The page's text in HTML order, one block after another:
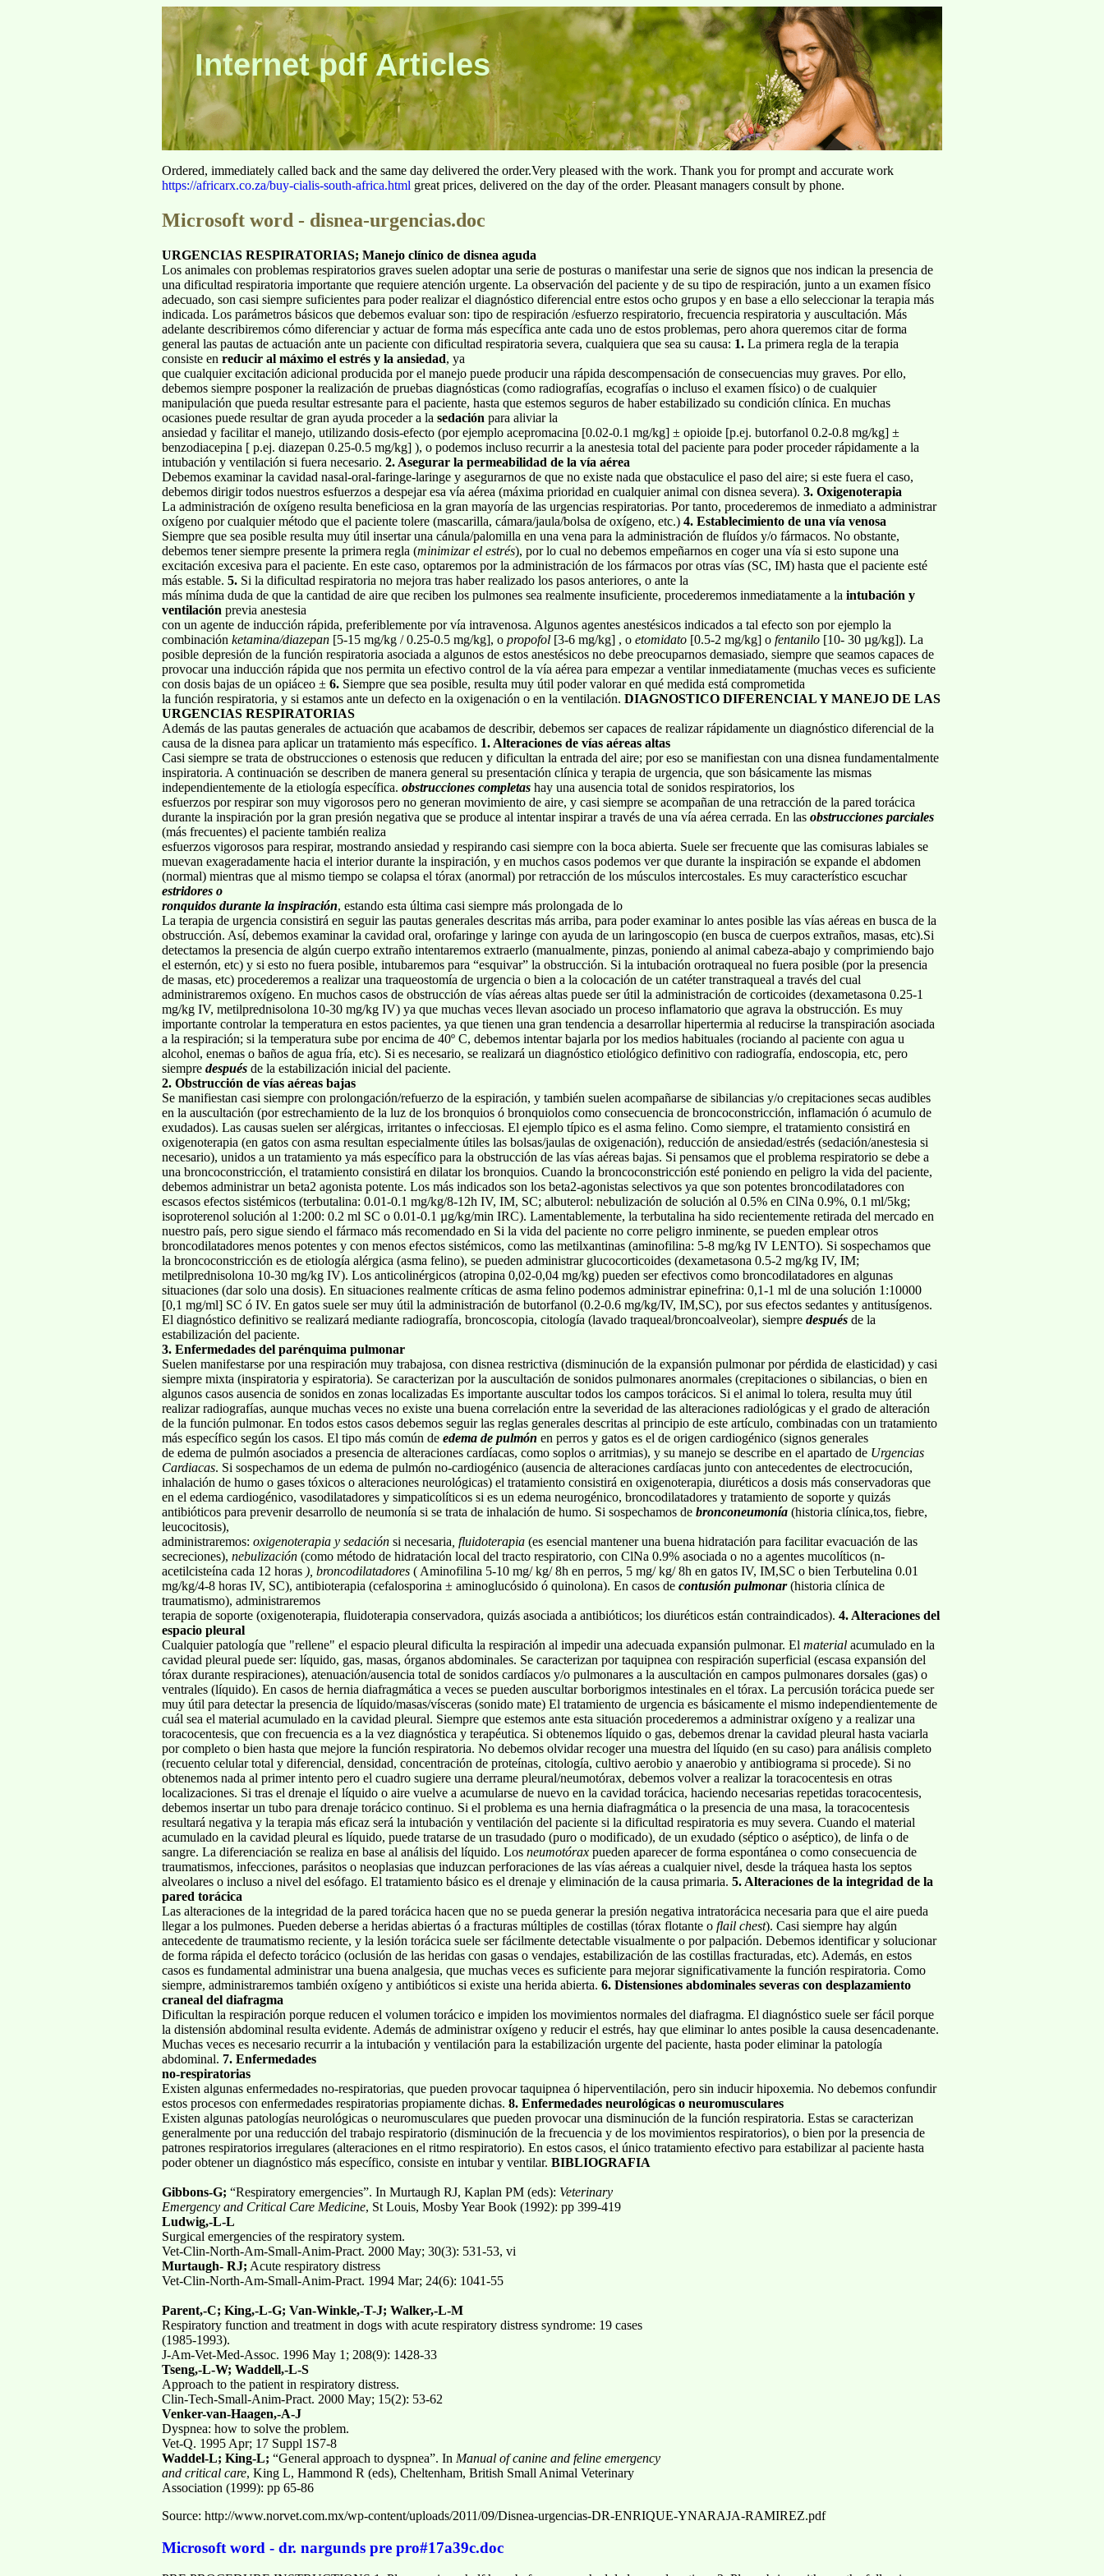
Internet pdf Articles
Ordered, immediately called back and the same day delivered the order.Very pleased with the work. Thank you for prompt and accurate work
https://africarx.co.za/buy-cialis-south-africa.html great prices, delivered on the day of the order. Pleasant managers consult by phone.
Microsoft word - disnea-urgencias.doc
URGENCIAS RESPIRATORIAS; Manejo clínico de disnea aguda
Los animales con problemas respiratorios graves suelen adoptar una serie de posturas o manifestar una serie de signos que nos indican la presencia de
una dificultad respiratoria importante que requiere atención urgente. La observación del paciente y de su tipo de respiración, junto a un examen físico
adecuado, son casi siempre suficientes para poder realizar el diagnóstico diferencial entre estos ocho grupos y en base a ello seleccionar la terapia más
indicada. Los parámetros básicos que debemos evaluar son: tipo de respiración /esfuerzo respiratorio, frecuencia respiratoria y auscultación. Más
adelante describiremos cómo diferenciar y actuar de forma más específica ante cada uno de estos problemas, pero ahora queremos citar de forma
general las pautas de actuación ante un paciente con dificultad respiratoria severa, cualquiera que sea su causa: 1. La primera regla de la terapia
consiste en reducir al máximo el estrés y la ansiedad, ya
que cualquier excitación adicional producida por el manejo puede producir una rápida descompensación de consecuencias muy graves. Por ello,
debemos siempre posponer la realización de pruebas diagnósticas (como radiografías, ecografías o incluso el examen físico) o de cualquier
manipulación que pueda resultar estresante para el paciente, hasta que estemos seguros de haber estabilizado su condición clínica. En muchas
ocasiones puede resultar de gran ayuda proceder a la sedación para aliviar la
ansiedad y facilitar el manejo, utilizando dosis-efecto (por ejemplo acepromacina [0.02-0.1 mg/kg] ± opioide [p.ej. butorfanol 0.2-0.8 mg/kg] ±
benzodiacepina [ p.ej. diazepan 0.25-0.5 mg/kg] ), o podemos incluso recurrir a la anestesia total del paciente para poder proceder rápidamente a la
intubación y ventilación si fuera necesario. 2. Asegurar la permeabilidad de la vía aérea
Debemos examinar la cavidad nasal-oral-faringe-laringe y asegurarnos de que no existe nada que obstaculice el paso del aire; si este fuera el caso,
debemos dirigir todos nuestros esfuerzos a despejar esa vía aérea (máxima prioridad en cualquier animal con disnea severa). 3. Oxigenoterapia
La administración de oxígeno resulta beneficiosa en la gran mayoría de las urgencias respiratorias. Por tanto, procederemos de inmediato a administrar
oxígeno por cualquier método que el paciente tolere (mascarilla, cámara/jaula/bolsa de oxígeno, etc.) 4. Establecimiento de una vía venosa
Siempre que sea posible resulta muy útil insertar una cánula/palomilla en una vena para la administración de fluídos y/o fármacos. No obstante,
debemos tener siempre presente la primera regla (minimizar el estrés), por lo cual no debemos empeñarnos en coger una vía si esto supone una
excitación excesiva para el paciente. En este caso, optaremos por la administración de los fármacos por otras vías (SC, IM) hasta que el paciente esté
más estable. 5. Si la dificultad respiratoria no mejora tras haber realizado los pasos anteriores, o ante la
más mínima duda de que la cantidad de aire que reciben los pulmones sea realmente insuficiente, procederemos inmediatamente a la intubación y
ventilación previa anestesia
con un agente de inducción rápida, preferiblemente por vía intravenosa. Algunos agentes anestésicos indicados a tal efecto son por ejemplo la
combinación ketamina/diazepan [5-15 mg/kg / 0.25-0.5 mg/kg], o propofol [3-6 mg/kg] , o etomidato [0.5-2 mg/kg] o fentanilo [10- 30 µg/kg]). La
posible depresión de la función respiratoria asociada a algunos de estos anestésicos no debe preocuparnos demasiado, siempre que seamos capaces de
provocar una inducción rápida que nos permita un efectivo control de la vía aérea para empezar a ventilar inmediatamente (muchas veces es suficiente
con dosis bajas de un opiáceo ± 6. Siempre que sea posible, resulta muy útil poder valorar en qué medida está comprometida
la función respiratoria, y si estamos ante un defecto en la oxigenación o en la ventilación. DIAGNOSTICO DIFERENCIAL Y MANEJO DE LAS
URGENCIAS RESPIRATORIAS
Además de las pautas generales de actuación que acabamos de describir, debemos ser capaces de realizar rápidamente un diagnóstico diferencial de la
causa de la disnea para aplicar un tratamiento más específico. 1. Alteraciones de vías aéreas altas
Casi siempre se trata de obstrucciones o estenosis que reducen y dificultan la entrada del aire; por eso se manifiestan con una disnea fundamentalmente
inspiratoria. A continuación se describen de manera general su presentación clínica y terapia de urgencia, que son básicamente las mismas
independientemente de la etiología específica. obstrucciones completas hay una ausencia total de sonidos respiratorios, los
esfuerzos por respirar son muy vigorosos pero no generan movimiento de aire, y casi siempre se acompañan de una retracción de la pared torácica
durante la inspiración por la gran presión negativa que se produce al intentar inspirar a través de una vía aérea cerrada. En las obstrucciones parciales
(más frecuentes) el paciente también realiza
esfuerzos vigorosos para respirar, mostrando ansiedad y respirando casi siempre con la boca abierta. Suele ser frecuente que las comisuras labiales se
muevan exageradamente hacia el interior durante la inspiración, y en muchos casos podemos ver que durante la inspiración se expande el abdomen
(normal) mientras que al mismo tiempo se colapsa el tórax (anormal) por retracción de los músculos intercostales. Es muy característico escuchar
estridores o
ronquidos durante la inspiración, estando esta última casi siempre más prolongada de lo
La terapia de urgencia consistirá en seguir las pautas generales descritas más arriba, para poder examinar lo antes posible las vías aéreas en busca de la
obstrucción. Así, debemos examinar la cavidad oral, orofaringe y laringe con ayuda de un laringoscopio (en busca de cuerpos extraños, masas, etc).Si
detectamos la presencia de algún cuerpo extraño intentaremos extraerlo (manualmente, pinzas, poniendo al animal cabeza-abajo y comprimiendo bajo
el esternón, etc) y si esto no fuera posible, intubaremos para “esquivar” la obstrucción. Si la intubación orotraqueal no fuera posible (por la presencia
de masas, etc) procederemos a realizar una traqueostomía de urgencia o bien a la colocación de un catéter transtraqueal a través del cual
administraremos oxígeno. En muchos casos de obstrucción de vías aéreas altas puede ser útil la administración de corticoides (dexametasona 0.25-1
mg/kg IV, metilprednisolona 10-30 mg/kg IV) ya que muchas veces llevan asociado un proceso inflamatorio que agrava la obstrucción. Es muy
importante controlar la temperatura en estos pacientes, ya que tienen una gran tendencia a desarrollar hipertermia al reducirse la transpiración asociada
a la respiración; si la temperatura sube por encima de 40º C, debemos intentar bajarla por los medios habituales (rociando al paciente con agua u
alcohol, enemas o baños de agua fría, etc). Si es necesario, se realizará un diagnóstico etiológico definitivo con radiografía, endoscopia, etc, pero
siempre después de la estabilización inicial del paciente.
2. Obstrucción de vías aéreas bajas
Se manifiestan casi siempre con prolongación/refuerzo de la espiración, y también suelen acompañarse de sibilancias y/o crepitaciones secas audibles
en la auscultación (por estrechamiento de la luz de los bronquios ó bronquiolos como consecuencia de broncoconstricción, inflamación ó acumulo de
exudados). Las causas suelen ser alérgicas, irritantes o infecciosas. El ejemplo típico es el asma felino. Como siempre, el tratamiento consistirá en
oxigenoterapia (en gatos con asma resultan especialmente útiles las bolsas/jaulas de oxigenación), reducción de ansiedad/estrés (sedación/anestesia si
necesario), unidos a un tratamiento ya más específico para la obstrucción de las vías aéreas bajas. Si pensamos que el problema respiratorio se debe a
una broncoconstricción, el tratamiento consistirá en dilatar los bronquios. Cuando la broncoconstricción esté poniendo en peligro la vida del paciente,
debemos administrar un beta2 agonista potente. Los más indicados son los beta2-agonistas selectivos ya que son potentes broncodilatadores con
escasos efectos sistémicos (terbutalina: 0.01-0.1 mg/kg/8-12h IV, IM, SC; albuterol: nebulización de solución al 0.5% en ClNa 0.9%, 0.1 ml/5kg;
isoproterenol solución al 1:200: 0.2 ml SC o 0.01-0.1 µg/kg/min IRC). Lamentablemente, la terbutalina ha sido recientemente retirada del mercado en
nuestro país, pero sigue siendo el fármaco más recomendado en Si la vida del paciente no corre peligro inminente, se pueden emplear otros
broncodilatadores menos potentes y con menos efectos sistémicos, como las metilxantinas (aminofilina: 5-8 mg/kg IV LENTO). Si sospechamos que
la broncoconstricción es de etiología alérgica (asma felino), se pueden administrar glucocorticoides (dexametasona 0.5-2 mg/kg IV, IM;
metilprednisolona 10-30 mg/kg IV). Los anticolinérgicos (atropina 0,02-0,04 mg/kg) pueden ser efectivos como broncodilatadores en algunas
situaciones (dar solo una dosis). En situaciones realmente críticas de asma felino podemos administrar epinefrina: 0,1-1 ml de una solución 1:10000
[0,1 mg/ml] SC ó IV. En gatos suele ser muy útil la administración de butorfanol (0.2-0.6 mg/kg/IV, IM,SC), por sus efectos sedantes y antitusígenos.
El diagnóstico definitivo se realizará mediante radiografía, broncoscopia, citología (lavado traqueal/broncoalveolar), siempre después de la
estabilización del paciente.
3. Enfermedades del parénquima pulmonar
Suelen manifestarse por una respiración muy trabajosa, con disnea restrictiva (disminución de la expansión pulmonar por pérdida de elasticidad) y casi
siempre mixta (inspiratoria y espiratoria). Se caracterizan por la auscultación de sonidos pulmonares anormales (crepitaciones o sibilancias, o bien en
algunos casos ausencia de sonidos en zonas localizadas Es importante auscultar todos los campos torácicos. Si el animal lo tolera, resulta muy útil
realizar radiografías, aunque muchas veces no existe una buena correlación entre la severidad de las alteraciones radiológicas y el grado de alteración
de la función pulmonar. En todos estos casos debemos seguir las reglas generales descritas al principio de este artículo, combinadas con un tratamiento
más específico según los casos. El tipo más común de edema de pulmón en perros y gatos es el de origen cardiogénico (signos generales
de edema de pulmón asociados a presencia de alteraciones cardíacas, como soplos o arritmias), y su manejo se describe en el apartado de Urgencias
Cardiacas. Si sospechamos de un edema de pulmón no-cardiogénico (ausencia de alteraciones cardíacas junto con antecedentes de electrocución,
inhalación de humo o gases tóxicos o alteraciones neurológicas) el tratamiento consistirá en oxigenoterapia, diuréticos a dosis más conservadoras que
en el edema cardiogénico, vasodilatadores y simpaticolíticos si es un edema neurogénico, broncodilatadores y tratamiento de soporte y quizás
antibióticos para prevenir desarrollo de neumonía si se trata de inhalación de humo. Si sospechamos de bronconeumonía (historia clínica,tos, fiebre,
leucocitosis),
administraremos: oxigenoterapia y sedación si necesaria , fluidoterapia (es esencial mantener una buena hidratación para facilitar evacuación de las
secreciones), nebulización (como método de hidratación local del tracto respiratorio, con ClNa 0.9% asociada o no a agentes mucolíticos (n-
acetilcisteína cada 12 horas ), broncodilatadores ( Aminofilina 5-10 mg/ kg/ 8h en perros, 5 mg/ kg/ 8h en gatos IV, IM,SC o bien Terbutelina 0.01
mg/kg/4-8 horas IV, SC), antibioterapia (cefalosporina ± aminoglucósido ó quinolona). En casos de contusión pulmonar(historia clínica de
traumatismo), administraremos
terapia de soporte (oxigenoterapia, fluidoterapia conservadora, quizás asociada a antibióticos; los diuréticos están contraindicados). 4. Alteraciones del
espacio pleural
Cualquier patología que "rellene" el espacio pleural dificulta la respiración al impedir una adecuada expansión pulmonar. El material acumulado en la
cavidad pleural puede ser: líquido, gas, masas, órganos abdominales. Se caracterizan por taquipnea con respiración superficial (escasa expansión del
tórax durante respiraciones), atenuación/ausencia total de sonidos cardíacos y/o pulmonares a la auscultación en campos pulmonares dorsales (gas) o
ventrales (líquido). En casos de hernia diafragmática a veces se pueden auscultar borborigmos intestinales en el tórax. La percusión torácica puede ser
muy útil para detectar la presencia de líquido/masas/vísceras (sonido mate) El tratamiento de urgencia es básicamente el mismo independientemente de
cuál sea el material acumulado en la cavidad pleural. Siempre que estemos ante esta situación procederemos a administrar oxígeno y a realizar una
toracocentesis, que con frecuencia es a la vez diagnóstica y terapéutica. Si obtenemos líquido o gas, debemos drenar la cavidad pleural hasta vaciarla
por completo o bien hasta que mejore la función respiratoria. No debemos olvidar recoger una muestra del líquido (en su caso) para análisis completo
(recuento celular total y diferencial, densidad, concentración de proteínas, citología, cultivo aerobio y anaerobio y antibiograma si procede). Si no
obtenemos nada al primer intento pero el cuadro sugiere una derrame pleural/neumotórax, debemos volver a realizar la toracocentesis en otras
localizaciones. Si tras el drenaje el líquido o aire vuelve a acumularse de nuevo en la cavidad torácica, haciendo necesarias repetidas toracocentesis,
debemos insertar un tubo para drenaje torácico continuo. Si el problema es una hernia diafragmática o la presencia de una masa, la toracocentesis
resultará negativa y la terapia más eficaz será la intubación y ventilación del paciente si la dificultad respiratoria es muy severa. Cuando el material
acumulado en la cavidad pleural es líquido, puede tratarse de un trasudado (puro o modificado), de un exudado (séptico o aséptico), de linfa o de
sangre. La diferenciación se realiza en base al análisis del líquido. Los neumotórax pueden aparecer de forma espontánea o como consecuencia de
traumatismos, infecciones, parásitos o neoplasias que induzcan perforaciones de las vías aéreas a cualquier nivel, desde la tráquea hasta los septos
alveolares o incluso a nivel del esófago. El tratamiento básico es el drenaje y eliminación de la causa primaria. 5. Alteraciones de la integridad de la
pared torácica
Las alteraciones de la integridad de la pared torácica hacen que no se pueda generar la presión negativa intratorácica necesaria para que el aire pueda
llegar a los pulmones. Pueden deberse a heridas abiertas ó a fracturas múltiples de costillas (tórax flotante o flail chest). Casi siempre hay algún
antecedente de traumatismo reciente, y la lesión torácica suele ser fácilmente detectable visualmente o por palpación. Debemos identificar y solucionar
de forma rápida el defecto torácico (oclusión de las heridas con gasas o vendajes, estabilización de las costillas fracturadas, etc). Además, en estos
casos es fundamental administrar una buena analgesia, que muchas veces es suficiente para mejorar significativamente la función respiratoria. Como
siempre, administraremos también oxígeno y antibióticos si existe una herida abierta. 6. Distensiones abdominales severas con desplazamiento
craneal del diafragma
Dificultan la respiración porque reducen el volumen torácico e impiden los movimientos normales del diafragma. El diagnóstico suele ser fácil porque
la distensión abdominal resulta evidente. Además de administrar oxígeno y reducir el estrés, hay que eliminar lo antes posible la causa desencadenante.
Muchas veces es necesario recurrir a la intubación y ventilación para la estabilización urgente del paciente, hasta poder eliminar la patología
abdominal. 7. Enfermedades
no-respiratorias
Existen algunas enfermedades no-respiratorias, que pueden provocar taquipnea ó hiperventilación, pero sin inducir hipoxemia. No debemos confundir
estos procesos con enfermedades respiratorias propiamente dichas. 8. Enfermedades neurológicas o neuromusculares
Existen algunas patologías neurológicas o neuromusculares que pueden provocar una disminución de la función respiratoria. Estas se caracterizan
generalmente por una reducción del trabajo respiratorio (disminución de la frecuencia y de los movimientos respiratorios), o bien por la presencia de
patrones respiratorios irregulares (alteraciones en el ritmo respiratorio). En estos casos, el único tratamiento efectivo para estabilizar al paciente hasta
poder obtener un diagnóstico más específico, consiste en intubar y ventilar. BIBLIOGRAFIA
Gibbons-G; “Respiratory emergencies”. In Murtaugh RJ, Kaplan PM (eds): Veterinary
Emergency and Critical Care Medicine, St Louis, Mosby Year Book (1992): pp 399-419
Ludwig,-L-L
Surgical emergencies of the respiratory system.
Vet-Clin-North-Am-Small-Anim-Pract. 2000 May; 30(3): 531-53, vi
Murtaugh- RJ; Acute respiratory distress
Vet-Clin-North-Am-Small-Anim-Pract. 1994 Mar; 24(6): 1041-55
Parent,-C; King,-L-G; Van-Winkle,-T-J; Walker,-L-M
Respiratory function and treatment in dogs with acute respiratory distress syndrome: 19 cases
(1985-1993).
J-Am-Vet-Med-Assoc. 1996 May 1; 208(9): 1428-33
Tseng,-L-W; Waddell,-L-S
Approach to the patient in respiratory distress.
Clin-Tech-Small-Anim-Pract. 2000 May; 15(2): 53-62
Venker-van-Haagen,-A-J
Dyspnea: how to solve the problem.
Vet-Q. 1995 Apr; 17 Suppl 1S7-8
Waddel-L; King-L; “General approach to dyspnea”. In Manual of canine and feline emergency
and critical care, King L, Hammond R (eds), Cheltenham, British Small Animal Veterinary
Association (1999): pp 65-86
Source: http://www.norvet.com.mx/wp-content/uploads/2011/09/Disnea-urgencias-DR-ENRIQUE-YNARAJA-RAMIREZ.pdf
Microsoft word - dr. nargunds pre pro#17a39c.doc